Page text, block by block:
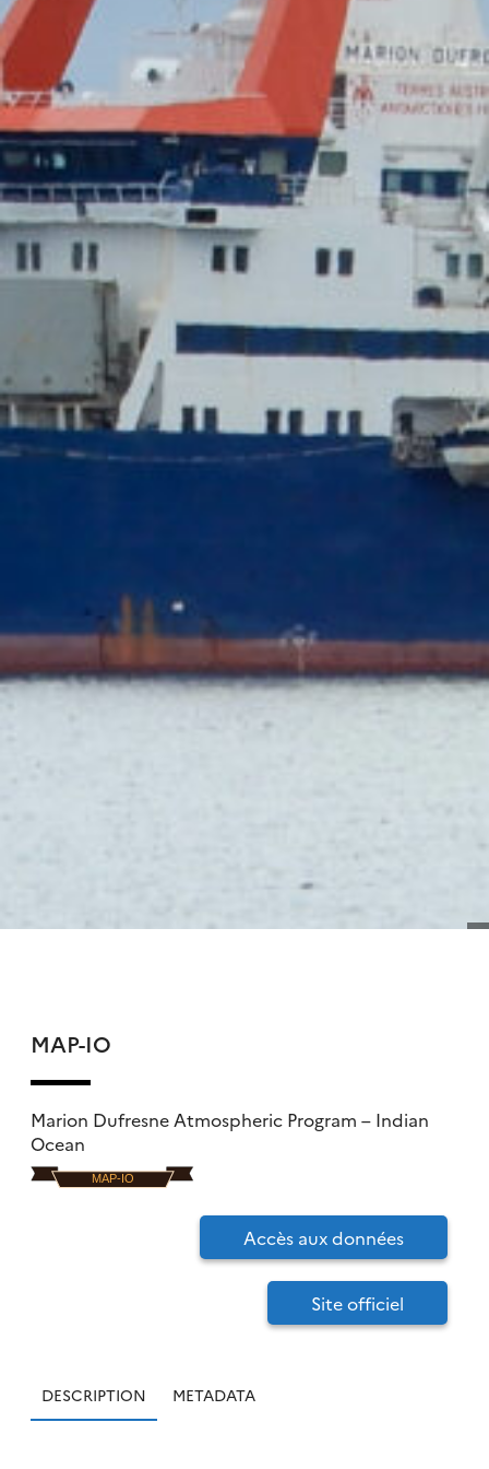
MAP-IO
Marion Dufresne Atmospheric Program – Indian
Ocean
Accès aux données
Site officiel
DESCRIPTION METADATA